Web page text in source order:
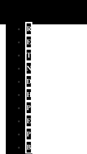
REDAKSI
EDITORIAL
TERKINI
NASIONAL
DAERAH
HUKUM
POLITIK
EKONOMI
PENDIDIKAN
BUDAYA